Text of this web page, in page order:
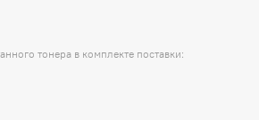
тонера в комплекте поставки: